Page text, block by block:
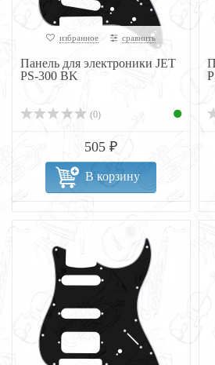
избранное сравнить
Панель для электроники JET
PS-300 BK
(0)
505 ₽
В корзину